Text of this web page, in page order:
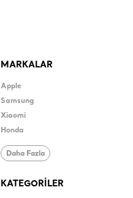
MARKALAR
Apple
Samsung
Xiaomi
Honda
Daha Fazla
KATEGORİLER